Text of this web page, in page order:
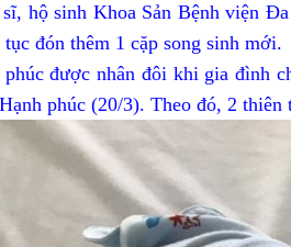
hộ sinh Khoa Sản Bệnh viện
đón thêm 1 cặp song sinh mới.
được nhân đôi khi gia đình
phúc (20/3). Theo đó, 2